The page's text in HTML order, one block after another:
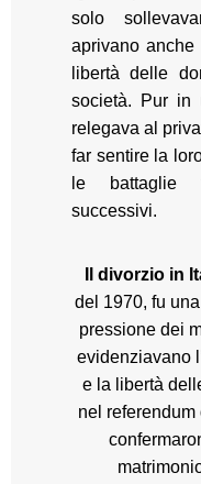
solo
aprivano
libertà delle
società. Pur in
relegava al
far sentire la
le battaglie
successivi.
Il divorzio in
del 1970, fu
pressione dei
evidenziavano
e la libertà
nel